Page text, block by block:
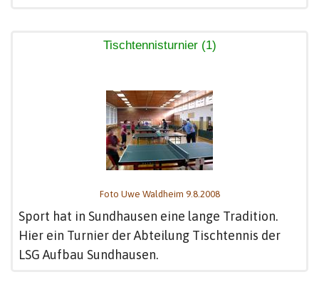
Tischtennisturnier (1)
Foto Uwe Waldheim 9.8.2008
Sport hat in Sundhausen eine lange Tradition.
Hier ein Turnier der Abteilung Tischtennis der
LSG Aufbau Sundhausen.